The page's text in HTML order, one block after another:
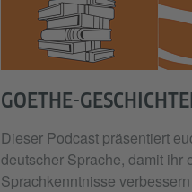
GOETHE-
Dieser Podcast präsentiert
deutscher Sprache, damit ihr
Sprachkenntnisse